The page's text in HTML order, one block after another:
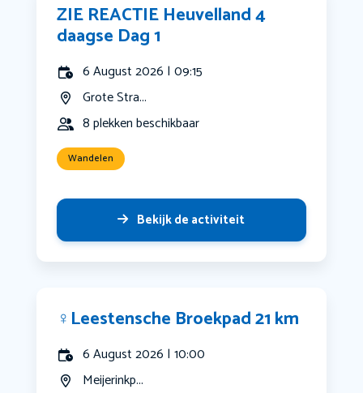
ZIE REACTIE Heuvelland 4
daagse Dag 1
6 August 2026 | 09:15
Grote Stra...
8 plekken beschikbaar
Wandelen
Bekijk de activiteit
‍♀️Leestensche Broekpad 21 km
6 August 2026 | 10:00
Meijerinkp...